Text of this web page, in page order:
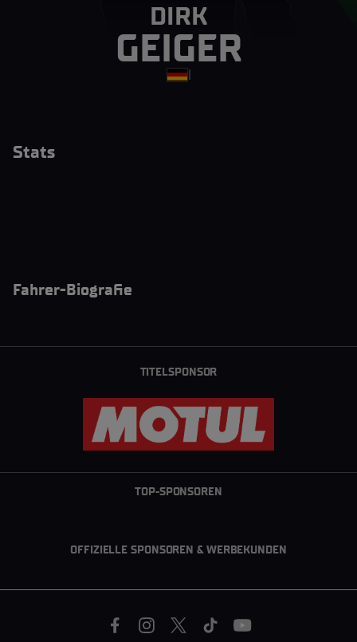
DIRK
GEIGER
Stats
Fahrer-Biografie
TITELSPONSOR
TOP-SPONSOREN
OFFIZIELLE SPONSOREN & WERBEKUNDEN